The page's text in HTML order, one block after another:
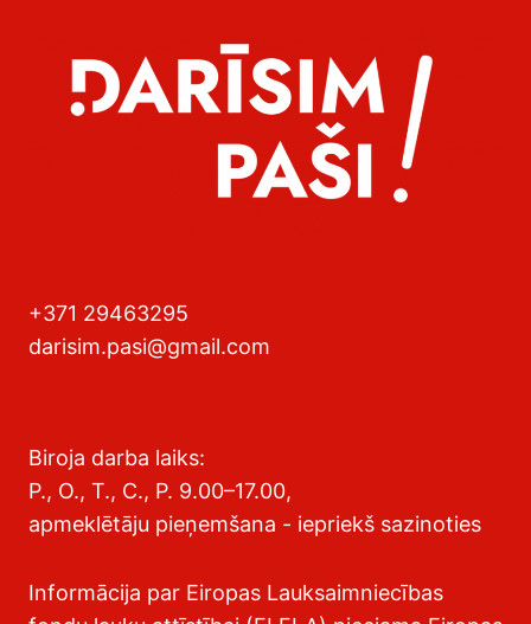
+371 29463295
darisim.pasi@gmail.com
Biroja darba laiks:
P., O., T., C., P. 9.00–17.00,
apmeklētāju pieņemšana - iepriekš sazinoties
Informācija par Eiropas Lauksaimniecības